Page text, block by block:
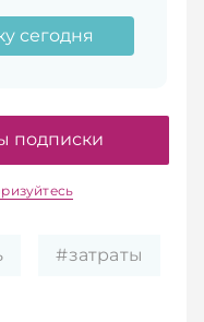
сегодня
подписки
#затраты